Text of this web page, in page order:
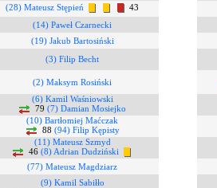
(28) Mateusz Stępień
43
(14) Paweł Czarnecki
(19) Jakub Bartosiński
(3) Filip Becht
(2) Maksym Rosiński
(6) Kamil Waśniowski
79 (7) Damian Mosiejko
(10) Bartłomiej Maćczak
88 (94) Filip Kępisty
(11) Mateusz Szmyd
46 (8) Adrian Dudziński
(77) Mateusz Magdziarz
(9) Kamil Sabiłło